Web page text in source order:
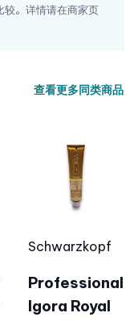
较。详情请在商家页
查看更多同类商品
Schwarzkopf
Professional
Igora Royal